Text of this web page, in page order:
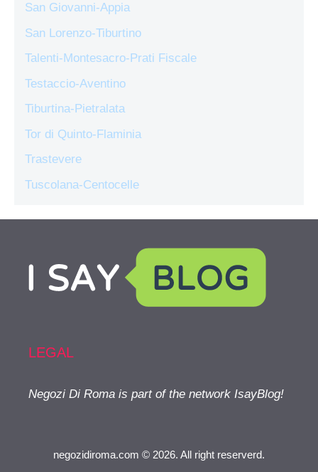
San Giovanni-Appia
San Lorenzo-Tiburtino
Talenti-Montesacro-Prati Fiscale
Testaccio-Aventino
Tiburtina-Pietralata
Tor di Quinto-Flaminia
Trastevere
Tuscolana-Centocelle
LEGAL
Negozi Di Roma is part of the network IsayBlog!
negozidiroma.com © 2026. All right reserverd.